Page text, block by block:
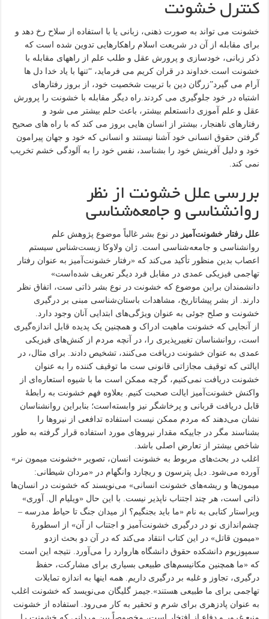
کنترل خشونت
خشونت می تواند به صورت ذهنی، زبانی یا با استفاده از سلاح رخ دهد و
برای مقابله از آن در شریعت اسلام راهکارهایی تدوین شده است که
ذکر زبانی، خودسازی و پرورش عقل و طلب علم از راه‎های مقابله با
خشونت است.خداوند در قران کریم می فرماید، “تنها با یاد خدا دل ها
آرام می گیرد”زرگان دین با تربیت شخصیت خود، از بروز رفتارهای
اشتباه در خود جلوگیری می کردند.راه دیگر مقابله با خشونت را پرورش
عقل و علم آموزی دانستعلم بیشتر، باعث حلم بیشتر می شود و
رفتارهای ناهنجار، بیشتر از انسان هایی بروز می کند که با راه های صحیح
گرفتن حقوق انسانی خود آشنا نیستند و انسانی که خود و جهان پیرامون
خود و دلیل آفرینش خود را بشناسد، نفس خود را به آلودگی خشم تخریب
نمی کند.
بررسی علل خشونت از نظر
روانشناسی و جامعه‌شناسی
علل رفتار خشونت‌آمیز در نوع بشر غالباً موضوع پژوهش علم
روانشناسی و جامعه‌شناسی است. ژان ولاوکا زیست‌شناس سیستم
اعصاب بدین منظور تأکید می‌کند که «رفتار خشونت‌آمیز به عنوان رفتار
تهاجمی فیزیکی عمدی در مقابل فرد دیگر تعریف شده‌است»
دانشمندان براین موضوع که خشونت در نوع بشر ذاتی ست، اتفاق نظر
دارند. از بشر پیشاتاریخ، مشاهدات باستان‌شناسی مبنی بر درگیری
خشونت و صلح جوئی به عنوان ویژگی‌های ابتدایی آنان وجود دارد.
از آنجایی که خشونت ماهیت ادراک و همچنین یک پدیده قابل اندازه‌گیری
است، روانشناسان تغییرپذیری را، در آنچه مردم از کنش‌های فیزیکی
عمدی به عنوان خشونت دریافت می‌کنند، تشخیص دادند. برای مثال، در
ایالتی که توقیف مجازاتی قانونی ست ما توقیف کننده را به عنوان
خشونت دریافت نمی‌کنیم، گرچه ممکن است ما با شیوه استعاره‌ای از
واکنش خشونت‌آمیز ایالت صحبت کنیم. بعلاوه فهم خشونت به رابطهٔ
قابل دریافت قربانی و پرخاشگر نیز وابسته‌است؛ بنابراین روانشناسان
نشان می‌دهند که مردم ممکن نیست استفاده تدافعی از نیروها را
بشناسند مگر در جاییکه مقدار نیروهای مورد استفاده قرار گرفته به طور
شاخص بیشتر از تعارض اصلی باشد.
اغلب در بحث‌های مربوط به خشونت انسان، تصویر «خشونت میمون نر»
آورده می‌شود. دیل پترسون و ریچارد وانگهام در «مردان شیطانی:
میمون‌ها و ریشه‌های خشونت انسانی» می‌نویسند که خشونت در انسان‌ها
ذاتی است، هر چند اجتناب ناپذیر نیست. با این حال «ویلیام ال. آوری»
ویراستار کتابی به نام «ما باید بجنگیم؟ از میدان جنگ تا حیاط مدرسه –
چشم‌اندازی نو در درگیری خشونت‌آمیز و اجتناب از آن» از اسطورهٔ
«میمون قاتل» در این کتاب انتقاد می‌کند که در آن دو بحث ازدو
سمپوزیوم دانشکده حقوق دانشگاه هاروارد را می‌آورد. نتیجه این است
که «ما همچنین مکانیسم‌های طبیعی بسیاری برای مشارکت، حفظ
درگیری، تجاوز و غلبه بر درگیری داریم. همه اینها به اندازه تمایلات
تهاجمی برای ما طبیعی هستند».جیمز گلیگان می‌نویسد که خشونت اغلب
به عنوان پادزهری برای شرم و تحقیر به کار می‌رود. استفاده از خشونت